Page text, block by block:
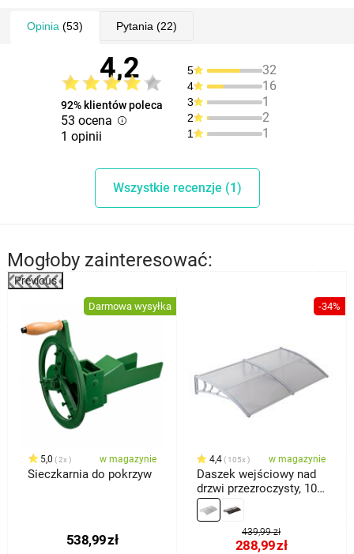
Opinia (53) Pytania (22)
4,2
92% klientów poleca
53 ocena
1 opinii
5 32
4 16
3 1
2 2
1 1
Wszystkie recenzje (1)
Mogłoby zainteresować:
Previous
Darmowa wysyłka
5,0 2x w magazynie
Sieczkarnia do pokrzyw
538,99zł
-34%
4,4 105x w magazynie
Daszek wejściowy nad
drzwi przezroczysty, 100
x 200 cm
439,99 zł
288,99zł